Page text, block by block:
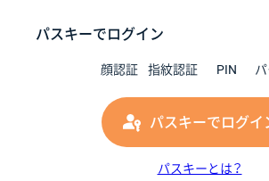
パスキーでログイン
顔認証 指紋認証 PIN
パスキーでログイ
パスキーとは？